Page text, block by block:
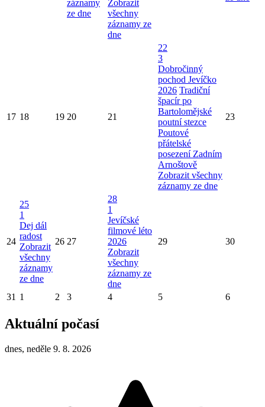
záznamy
ze dne
Zobrazit
všechny
záznamy ze
dne
17 18 19 20 21
22
3
Dobročinný
pochod Jevíčko
2026 Tradiční
špacír po
Bartolomějské
poutní stezce
Poutové
přátelské
posezení Zadním
Arnoštově
Zobrazit všechny
záznamy ze dne
23
24
25
1
Dej dál
radost
Zobrazit
všechny
záznamy
ze dne
26 27
28
1
Jevíčské
filmové léto
2026
Zobrazit
všechny
záznamy ze
dne
29 30
31 1 2 3 4 5 6
Aktuální počasí
dnes, neděle 9. 8. 2026